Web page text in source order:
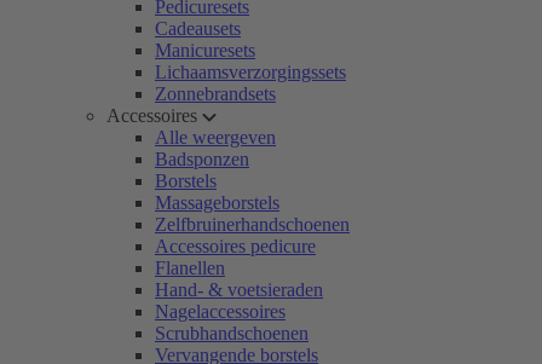
Pedicuresets
Cadeausets
Manicuresets
Lichaamsverzorgingssets
Zonnebrandsets
Accessoires
Alle weergeven
Badsponzen
Borstels
Massageborstels
Zelfbruinerhandschoenen
Accessoires pedicure
Flanellen
Hand- & voetsieraden
Nagelaccessoires
Scrubhandschoenen
Vervangende borstels